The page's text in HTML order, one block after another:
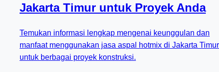
Jakarta Timur untuk Proyek Anda
Temukan informasi lengkap mengenai keunggulan dan
manfaat menggunakan jasa aspal hotmix di Jakarta Timur
untuk berbagai proyek konstruksi.